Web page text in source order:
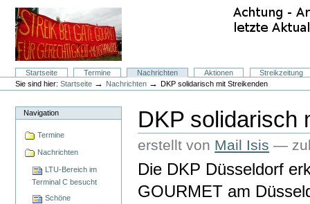
Inhalt
Direkt
Navigation
SektionenStartseite Termine Nachrichten Aktionen
Streikzeitung
Benutzerspezifische
Werkzeuge
Sie sind hier: Startseite → Nachrichten →DKP solidarisch mit Streikenden
Navigation
Termine
Nachrichten
LTU-Bereich im
Terminal C besucht
Schöne
DKP solidarisch
erstellt von Mail Isis —
Die DKP Düsseldorf
GOURMET am